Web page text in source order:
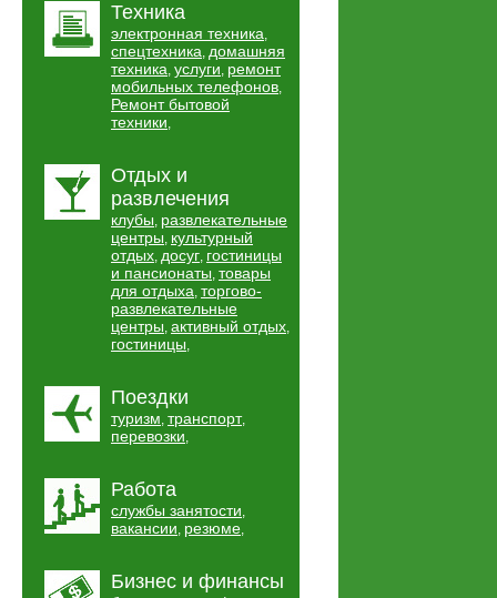
Техника
электронная техника,
спецтехника, домашняя
техника, услуги, ремонт
мобильных телефонов,
Ремонт бытовой
техники,
Отдых и
развлечения
клубы, развлекательные
центры, культурный
отдых, досуг, гостиницы
и пансионаты, товары
для отдыха, торгово-
развлекательные
центры, активный отдых,
гостиницы,
Поездки
туризм, транспорт,
перевозки,
Работа
службы занятости,
вакансии, резюме,
Бизнес и финансы